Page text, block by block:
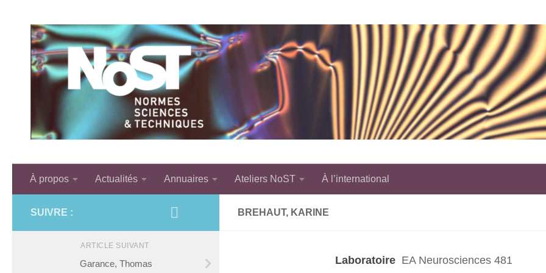
À propos Actualités Annuaires Ateliers NoST À l’international
BREHAUT, KARINE
Laboratoire EA Neurosciences 481
SUIVRE :
ARTICLE SUIVANT
Garance, Thomas